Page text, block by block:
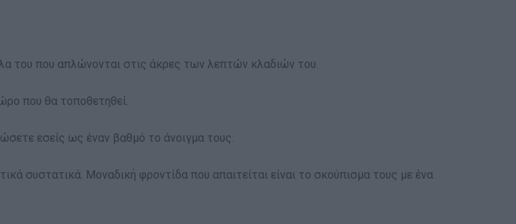
του που απλώνονται στις άκρες των λεπτών κλαδιών του.
που θα τοποθετηθεί.
εσείς ως έναν βαθμό το άνοιγμα τους.
συστατικά. Μοναδική φροντίδα που απαιτείται είναι το σκούπισμα τους με ένα